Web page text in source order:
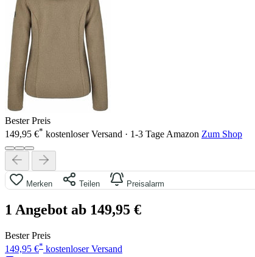
Bester Preis
149,95 €* kostenloser Versand · 1-3 Tage Amazon Zum Shop
Merken Teilen Preisalarm
1 Angebot ab 149,95 €
Bester Preis
149,95 €* kostenloser Versand